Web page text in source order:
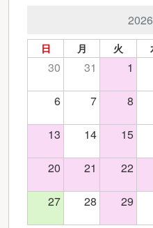
日 月 火
30 31 1
6 7 8
13 14 15
20 21 22
27 28 29